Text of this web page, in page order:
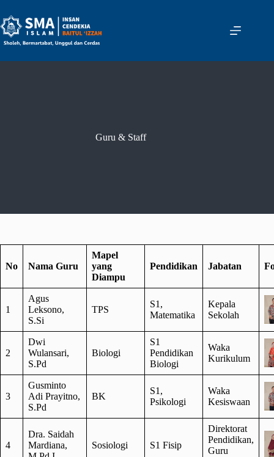
content
Guru & Staff
No Nama Guru
Mapel
yang
Diampu
Pendidikan Jabatan
1
Agus
Leksono,
S.Si
TPS
S1,
Matematika
Kepala
Sekolah
2
Dwi
Wulansari,
S.Pd
Biologi
S1
Pendidikan
Biologi
Waka
Kurikulum
3
Gusminto
Adi Prayitno,
S.Pd
BK
S1,
Psikologi
Waka
Kesiswaan
4
Dra. Saidah
Mardiana,
Sosiologi S1 Fisip
Direktorat
Pendidikan,
Guru